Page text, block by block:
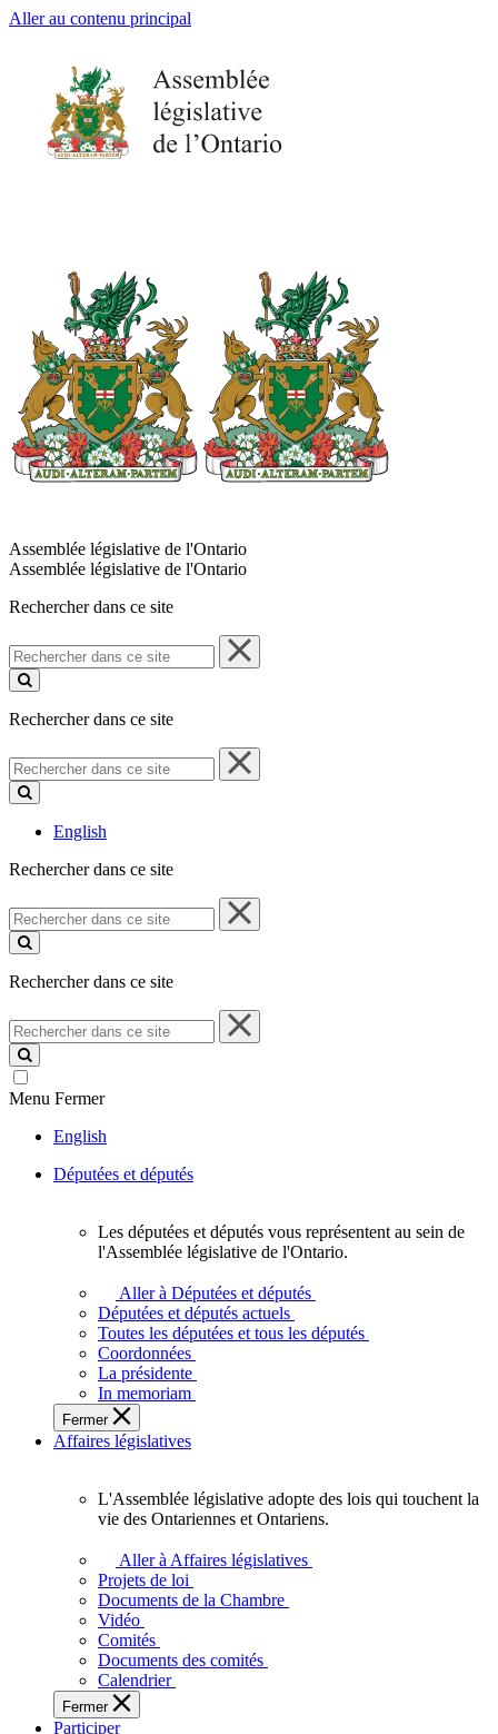
Aller au contenu principal
Assemblée législative de l'Ontario
Assemblée législative de l'Ontario
Rechercher dans ce site
Rechercher
dans
ce
Rechercher dans ce site
Rechercher
dans
ce
English
Rechercher dans ce site
Rechercher
dans
ce
Rechercher dans ce site
Rechercher
dans
ce
site
Menu Fermer
English
Députées et députés
députés
vous
représentent
sein
de
l'Assemblée
législative
l'Ontario.
Les députées et députés vous représentent au sein de
l'Assemblée législative de l'Ontario.
Aller à Députées et députés
Députées et députés actuels
Toutes les députées et tous les députés
Coordonnées
La présidente
In memoriam
Fermer
Affaires législatives
L'Assemblée
adopte
touchent
des
Ontariennes
L'Assemblée législative adopte des lois qui touchent la
vie des Ontariennes et Ontariens.
Aller à Affaires législatives
Projets de loi
Documents de la Chambre
Vidéo
Comités
Documents des comités
Calendrier
Fermer
Participer